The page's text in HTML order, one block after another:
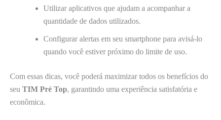
Utilizar aplicativos que ajudam a acompanhar a
quantidade de dados utilizados.
Configurar alertas em seu smartphone para avisá-lo
quando você estiver próximo do limite de uso.
Com essas dicas, você poderá maximizar todos os benefícios do
seu TIM Pré Top, garantindo uma experiência satisfatória e
econômica.